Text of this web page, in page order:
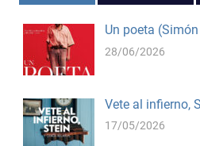
Un poeta
28/06/2026
Vete al infierno,
17/05/2026